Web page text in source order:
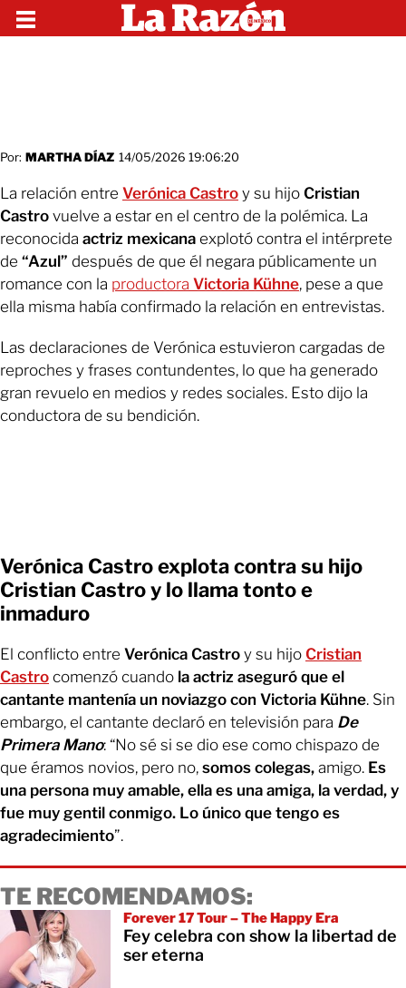
Por: MARTHA DÍAZ 14/05/2026 19:06:20
La relación entre Verónica Castro y su hijo Cristian
Castro vuelve a estar en el centro de la polémica. La
reconocida actriz mexicana explotó contra el intérprete
de “Azul” después de que él negara públicamente un
romance con la productora Victoria Kühne, pese a que
ella misma había confirmado la relación en entrevistas.
Las declaraciones de Verónica estuvieron cargadas de
reproches y frases contundentes, lo que ha generado
gran revuelo en medios y redes sociales. Esto dijo la
conductora de su bendición.
Verónica Castro explota contra su hijo
Cristian Castro y lo llama tonto e
inmaduro
El conflicto entre Verónica Castro y su hijo Cristian
Castro comenzó cuando la actriz aseguró que el
cantante mantenía un noviazgo con Victoria Kühne. Sin
embargo, el cantante declaró en televisión para De
Primera Mano: “No sé si se dio ese como chispazo de
que éramos novios, pero no, somos colegas, amigo. Es
una persona muy amable, ella es una amiga, la verdad, y
fue muy gentil conmigo. Lo único que tengo es
agradecimiento”.
TE RECOMENDAMOS:
Forever 17 Tour – The Happy Era
Fey celebra con show la libertad de
ser eterna